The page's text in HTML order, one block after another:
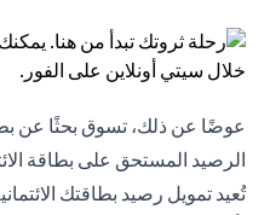
عوضًا عن ذلك، تسوق بحثًا عن
الرصيد المستحق على بطاقة
تُعيد تمويل رصيد بطاقتك